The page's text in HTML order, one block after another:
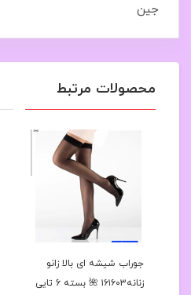
جین
محصولات مرتبط
جوراب شیشه ای بالا زانو
زنانه۱۶۱۶۰۳ 🌺 بسته 6 تایی